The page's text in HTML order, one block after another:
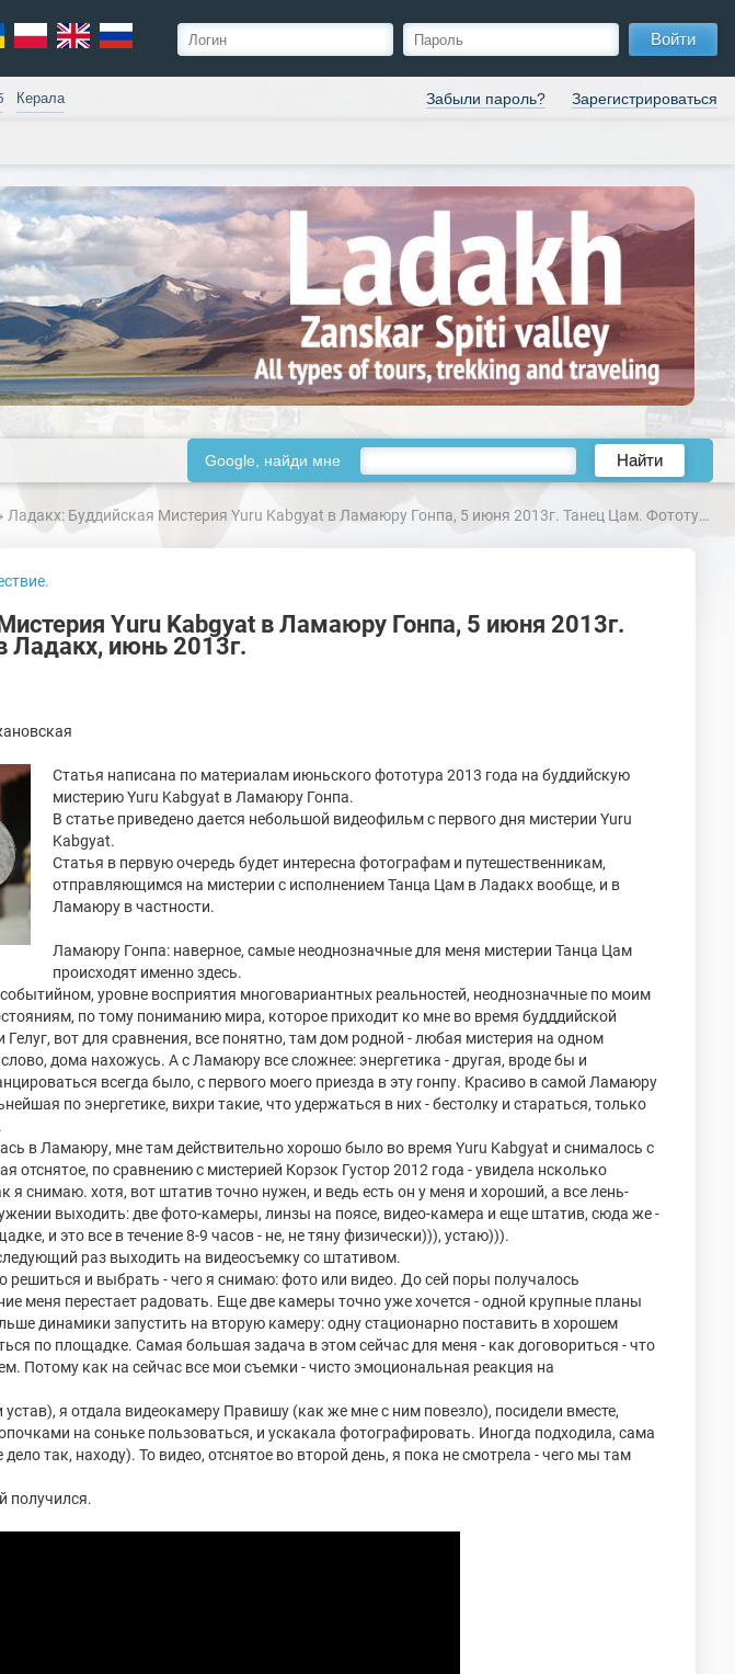
Войти
Забыли пароль? Зарегистрироваться
Керала
Google, найди мне Найти
Ладакх: Буддийская Мистерия Yuru Kabgyat в Ламаюру Гонпа, 5 июня 2013г. Танец Цам. Фототур в Ладакх, июнь 2013г.
Yuru Kabgyat в Ламаюру Гонпа, 5 июня 2013г.
Ладакх, июнь 2013г.
Статья написана по материалам июньского фототура 2013 года на буддийскую
мистерию Yuru Kabgyat в Ламаюру Гонпа.
В статье приведено дается небольшой видеофильм с первого дня мистерии Yuru
Kabgyat.
Статья в первую очередь будет интересна фотографам и путешественникам,
отправляющимся на мистерии с исполнением Танца Цам в Ладакх вообще, и в
Ламаюру в частности.
Ламаюру Гонпа: наверное, самые неоднозначные для меня мистерии Танца Цам
происходят именно здесь.
уровне восприятия многовариантных реальностей, неоднозначные по моим
по тому пониманию мира, которое приходит ко мне во время будддийской
вот для сравнения, все понятно, там дом родной - любая мистерия на одном
дома нахожусь. А с Ламаюру все сложнее: энергетика - другая, вроде бы и
всегда было, с первого моего приезда в эту гонпу. Красиво в самой Ламаюру
по энергетике, вихри такие, что удержаться в них - бестолку и стараться, только
в Ламаюру, мне там действительно хорошо было во время Yuru Kabgyat и снималось с
отснятое, по сравнению с мистерией Корзок Густор 2012 года - увидела нсколько
я снимаю. хотя, вот штатив точно нужен, и ведь есть он у меня и хороший, а все лень-
выходить: две фото-камеры, линзы на поясе, видео-камера и еще штатив, сюда же -
и это все в течение 8-9 часов - не, не тяну физически))), устаю))).
раз выходить на видеосъемку со штативом.
решиться и выбрать - чего я снимаю: фото или видео. До сей поры получалось
меня перестает радовать. Еще две камеры точно уже хочется - одной крупные планы
динамики запустить на вторую камеру: одну стационарно поставить в хорошем
по площадке. Самая большая задача в этом сейчас для меня - как договориться - что
Потому как на сейчас все мои съемки - чисто эмоциональная реакция на
устав), я отдала видеокамеру Правишу (как же мне с ним повезло), посидели вместе,
на соньке пользоваться, и ускакала фотографировать. Иногда подходила, сама
так, находу). То видео, отснятое во второй день, я пока не смотрела - чего мы там
получился.